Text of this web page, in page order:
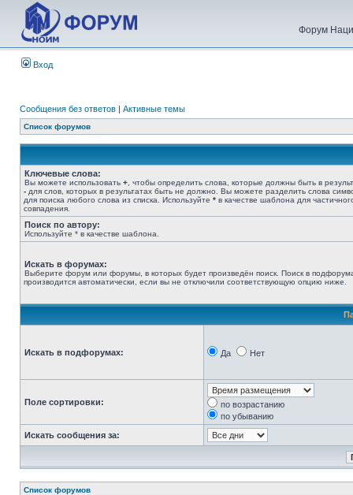
Форум
Вход
Сообщения без ответов | Активные темы
Список форумов
Ключевые слова:
Вы можете использовать + , чтобы определить слова, которые должны быть в
- для слов, которых в результатах быть не должно. Вы можете разделить слова
для поиска любого слова из списка. Используйте * в качестве шаблона для
совпадения.
Поиск по автору:
Используйте * в качестве шаблона.
Искать в форумах:
Выберите форум или форумы, в которых будет произведён поиск. Поиск в
производится автоматически, если вы не отключили соответствующую опцию ниже.
Искать в подфорумах: Да Нет
Поле сортировки:
по возрастанию
по убыванию
Искать сообщения за:
Список форумов